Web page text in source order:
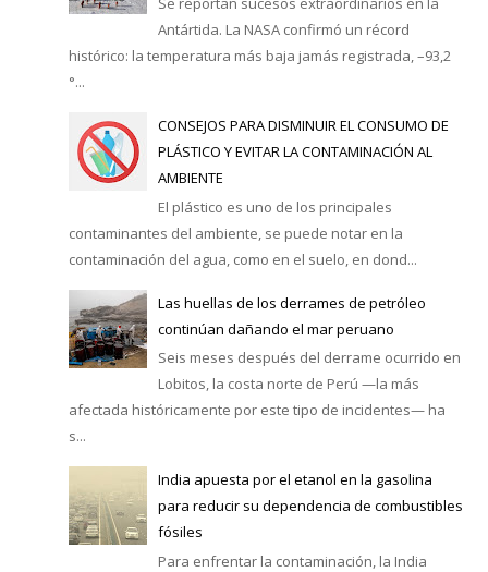
Antártida. La NASA confirmó un récord
histórico: la temperatura más baja jamás registrada, –93,2
°...
CONSEJOS PARA DISMINUIR EL CONSUMO DE
PLÁSTICO Y EVITAR LA CONTAMINACIÓN AL
AMBIENTE
El plástico es uno de los principales
contaminantes del ambiente, se puede notar en la
contaminación del agua, como en el suelo, en dond...
Las huellas de los derrames de petróleo
continúan dañando el mar peruano
Seis meses después del derrame ocurrido en
Lobitos, la costa norte de Perú —la más
afectada históricamente por este tipo de incidentes— ha
s...
India apuesta por el etanol en la gasolina
para reducir su dependencia de combustibles
fósiles
Para enfrentar la contaminación, la India